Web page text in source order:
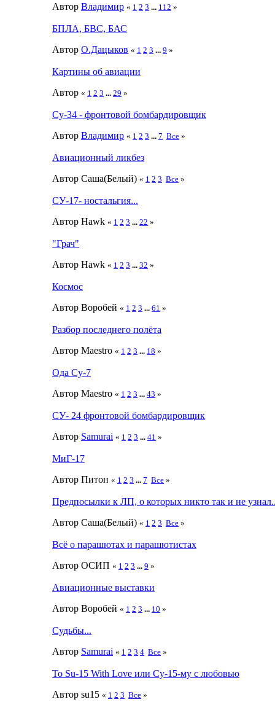
Автор Влaдимир « 1 2 3 ... 112 »
БПЛА, БВС, БАС
Автор О.Дацыков « 1 2 3 ... 9 »
Картины об авиации
Автор « 1 2 3 ... 29 »
Су-34 - фронтовой бомбардировщик
Автор Влaдимир « 1 2 3 ... 7 Все »
Авиационный ликбез
Автор Саша(Белый) « 1 2 3 Все »
СУ-17- ностальгия...
Автор Hawk « 1 2 3 ... 22 »
"Грач"
Автор Hawk « 1 2 3 ... 32 »
Космос
Автор Воробей « 1 2 3 ... 61 »
Разбор последнего полёта
Автор Maestro « 1 2 3 ... 18 »
Ода Су-7
Автор Maestro « 1 2 3 ... 43 »
СУ- 24 фронтовой бомбардировщик
Автор Samurai « 1 2 3 ... 41 »
МиГ-17
Автор Питон « 1 2 3 ... 7 Все »
Предпосылки к ЛП, о которых никто так и не
Автор Саша(Белый) « 1 2 3 Все »
Всё о парашютах и парашютистах
Автор ОСИП « 1 2 3 ... 9 »
Авиационные выставки
Автор Воробей « 1 2 3 ... 10 »
Судьбы...
Автор Samurai « 1 2 3 4 Все »
To Su-15 With Love или Су-15-му с любовью
Автор su15 « 1 2 3 Все »